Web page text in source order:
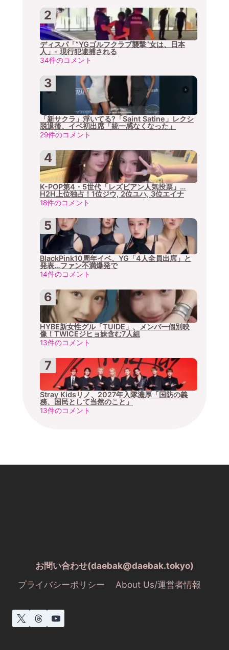
ディスパ「”YGゴルフクラブ襲撃”女は、日本
人」- 現行犯逮捕される
34件のコメント
「新サクラ」浮いてる?「Saint Satine」レクシ
脱退後、イベ初出席「統一感なくなった」
29件のコメント
K-POP第4・5世代「レズビアン人気投票」…
H2H上位独占！1位ジウ, 2位ユハ, 3位エイナ
18件のコメント
BlackPink10周年イベ、YG「4人全員出席」と
発表…ファン不満爆発で
14件のコメント
HYBE新女性グル「TUIDE」、メンバー個別映
像！TWICEジヒョ妹含む7人組
13件のコメント
Stray Kidsリノ、2027年入隊濃厚「国防の義
務、国民として当然のこと」
13件のコメント
お問い合わせ(daebak@daebak.tokyo)
プライバシーポリシー
About Us/運営者情報